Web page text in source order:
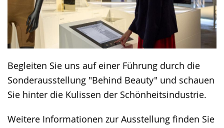
Begleiten Sie uns auf einer Führung durch die
Sonderausstellung "Behind Beauty" und schauen
Sie hinter die Kulissen der Schönheitsindustrie.
Weitere Informationen zur Ausstellung finden Sie